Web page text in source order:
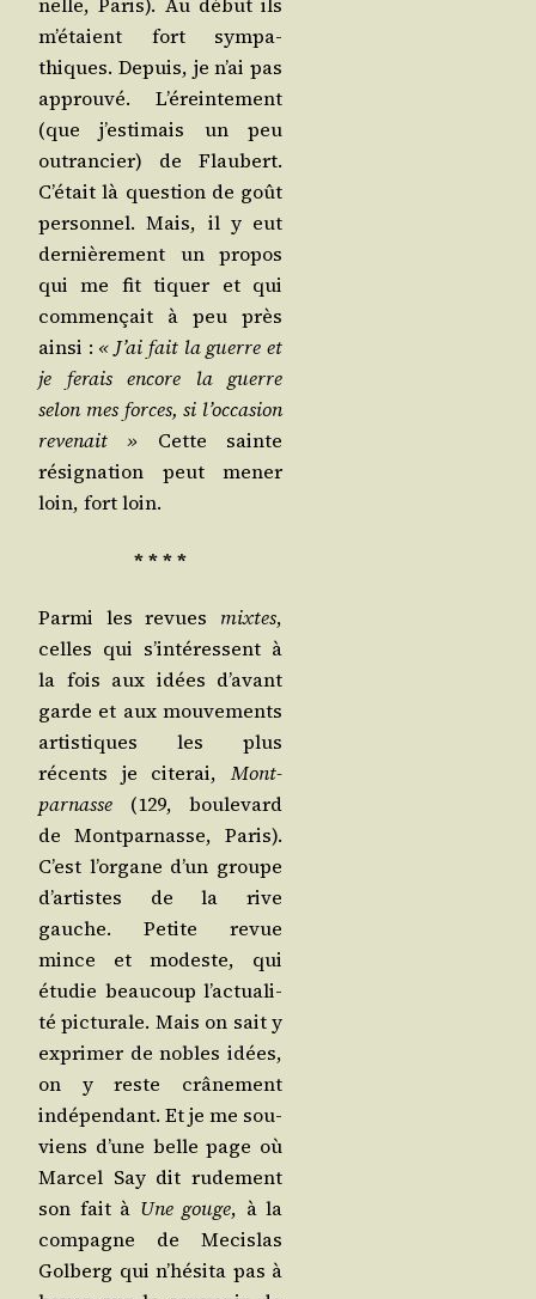
m’é­taient fort sym­pa­
thiques. Depuis, je n’ai pas
approu­vé. L’éreintement
(que j’es­ti­mais un peu
outran­cier) de Flau­bert.
C’é­tait là ques­tion de goût
per­son­nel. Mais, il y eut
der­niè­re­ment un pro­pos
qui me fit tiquer et qui
com­men­çait à peu près
ain­si : « J’ai fait la guerre et
je ferais encore la guerre
selon mes forces, si l’oc­ca­sion
reve­nait » Cette sainte
rési­gna­tion peut mener
loin, fort loin.
* * * *
Par­mi les revues mixtes,
celles qui s’in­té­ressent à
la fois aux idées d’a­vant
garde et aux mou­ve­ments
artis­tiques les plus
récents je cite­rai,Mont­
par­nasse (129, bou­le­vard
de Mont­par­nasse, Paris).
C’est l’or­gane d’un groupe
d’ar­tistes de la rive
gauche. Petite revue
mince et modeste, qui
étu­die beau­coup l’ac­tua­li­
té pic­tu­rale. Mais on sait y
expri­mer de nobles idées,
on y reste crâ­ne­ment
indé­pen­dant. Et je me sou­
viens d’une belle page où
Mar­cel Say dit rude­ment
son fait à Une gouge, à la
com­pagne de Mecis­las
Gol­berg qui n’hé­si­ta pas à